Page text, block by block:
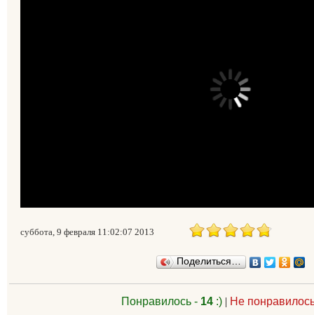
суббота, 9 февраля 11:02:07 2013
Поделиться…
Понравилось - 14 :) | Не